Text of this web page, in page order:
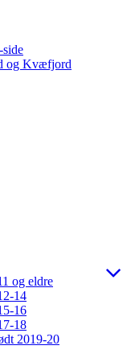
side
og Kvæfjord
og eldre
14
16
18
2019-20